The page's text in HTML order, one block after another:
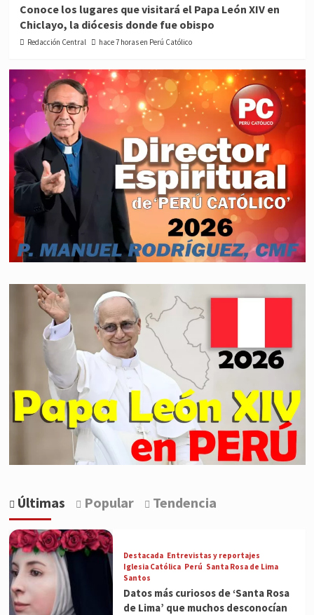
Conoce los lugares que visitará el Papa León XIV en
Chiclayo, la diócesis donde fue obispo
Redacción Central hace 7 horas en Perú Católico
Últimas Popular Tendencia
Destacada Entrevistas y reportajes
Iglesia Católica Perú Santa Rosa de Lima
Santos
Datos más curiosos de ‘Santa Rosa
de Lima’ que muchos desconocían